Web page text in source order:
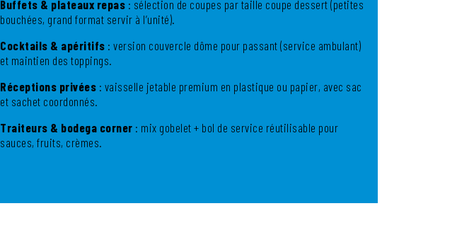
Buffets & plateaux repas : sélection de coupes par taille coupe dessert (petites
bouchées, grand format servir à l’unité).
Cocktails & apéritifs : version couvercle dôme pour passant (service ambulant)
et maintien des toppings.
Réceptions privées : vaisselle jetable premium en plastique ou papier, avec sac
et sachet coordonnés.
Traiteurs & bodega corner : mix gobelet + bol de service réutilisable pour
sauces, fruits, crèmes.